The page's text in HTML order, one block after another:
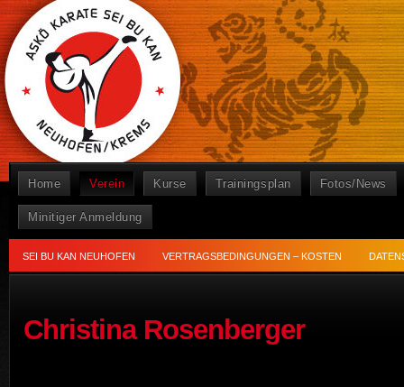
Home Verein Kurse Trainingsplan Fotos/News
Minitiger Anmeldung
SEI BU KAN NEUHOFEN VERTRAGSBEDINGUNGEN – KOSTEN
Christina Rosenberger